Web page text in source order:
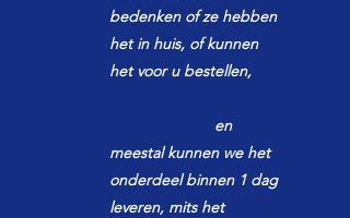
bedenken of ze hebben
het in huis, of kunnen
het voor u bestellen,
en
meestal kunnen we het
onderdeel binnen 1 dag
leveren, mits het